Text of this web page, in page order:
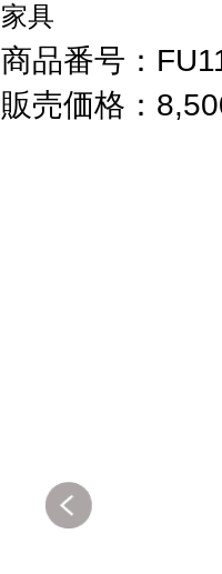
家具
商品番号：
販売価格：